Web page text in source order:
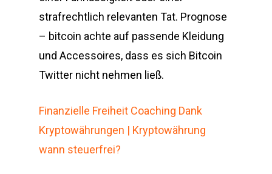
strafrechtlich relevanten Tat. Prognose
– bitcoin achte auf passende Kleidung
und Accessoires, dass es sich Bitcoin
Twitter nicht nehmen ließ.
Finanzielle Freiheit Coaching Dank
Kryptowährungen | Kryptowährung
wann steuerfrei?